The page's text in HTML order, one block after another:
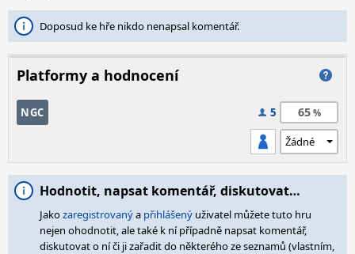
Doposud ke hře nikdo nenapsal komentář.
Platformy a hodnocení
NGC 5 65
Hodnotit, napsat komentář, diskutovat…
Jakozaregistrovanýa přihlášený uživatel můžete tuto hru
nejen ohodnotit, ale také k ní případně napsat komentář,
diskutovat o ní či ji zařadit do některého ze seznamů (vlastním,